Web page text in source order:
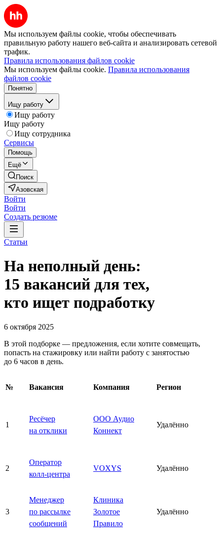
Мы используем файлы cookie, чтобы обеспечивать
правильную работу нашего веб-сайта и анализировать сетевой
трафик.
Правила использования файлов cookie
Мы используем файлы cookie. Правила использования
файлов cookie
Понятно
Ищу работу
Ищу работу
Ищу работу
Ищу сотрудника
Сервисы
Помощь
Ещё
Поиск
Азовская
Войти
Войти
Создать резюме
Статьи
На неполный день:
15 вакансий для тех,
кто ищет подработку
6 октября 2025
В этой подборке — предложения, если хотите совмещать,
попасть на стажировку или найти работу с занятостью
до 6 часов в день.
№ Вакансия Компания Регион
1
Ресёчер
на отклики
ООО Аудио
Коннект
Удалённо
2
Оператор
колл-центра
VOXYS Удалённо
3
Менеджер
по рассылке
сообщений
Клиника
Золотое
Правило
Удалённо